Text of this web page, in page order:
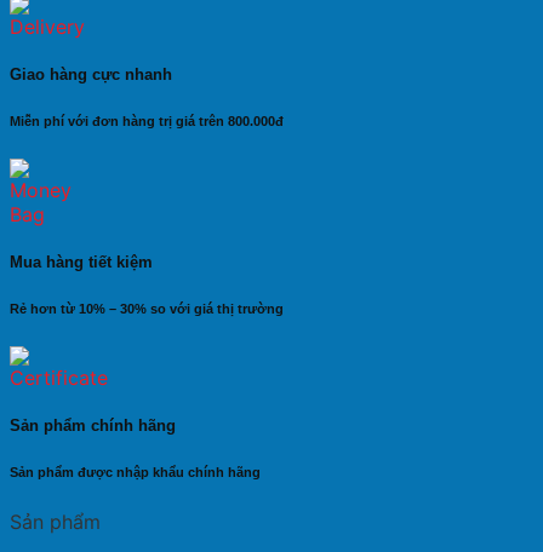
Giao hàng cực nhanh
Miễn phí với đơn hàng trị giá trên 800.000đ
Mua hàng tiết kiệm
Rẻ hơn từ 10% – 30% so với giá thị trường
Sản phẩm chính hãng
Sản phẩm được nhập khẩu chính hãng
Sản phẩm